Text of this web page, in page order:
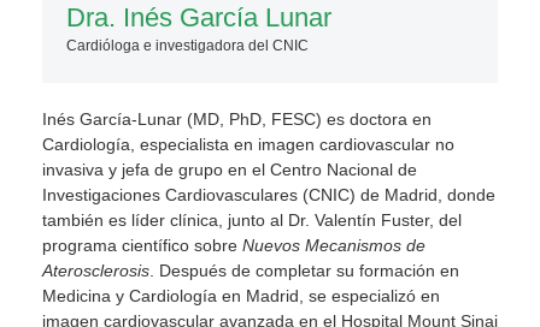
Dra. Inés García Lunar
Cardióloga e investigadora del CNIC
Inés García-Lunar (MD, PhD, FESC) es doctora en
Cardiología, especialista en imagen cardiovascular no
invasiva y jefa de grupo en el Centro Nacional de
Investigaciones Cardiovasculares (CNIC) de Madrid, donde
también es líder clínica, junto al Dr. Valentín Fuster, del
programa científico sobre Nuevos Mecanismos de
Aterosclerosis . Después de completar su formación en
Medicina y Cardiología en Madrid, se especializó en
imagen cardiovascular avanzada en el Hospital Mount Sinai